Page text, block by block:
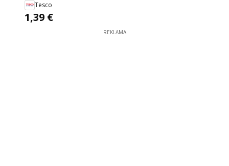
Tesco
1,39 €
REKLAMA